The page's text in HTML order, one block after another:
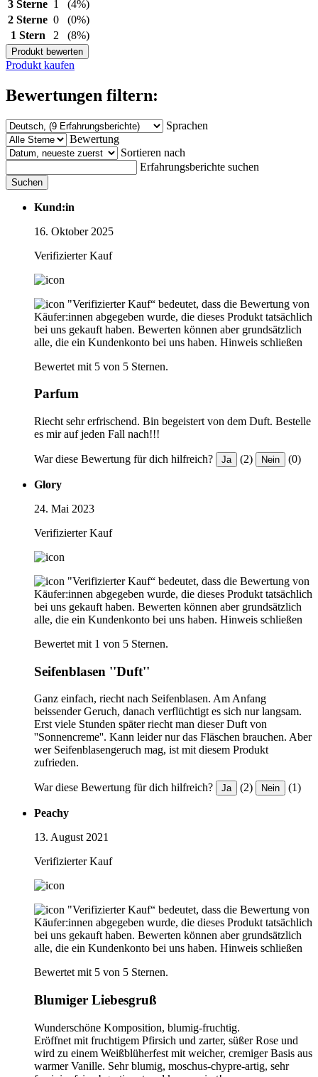
3 Sterne 1
(4%)
2 Sterne 0
(0%)
1 Stern
2 (8%)
Produkt bewerten
Produkt kaufen
Bewertungen filtern:
Sprachen
Bewertung
Sortieren nach
Erfahrungsberichte suchen
Suchen
Kund:in
16. Oktober 2025
Verifizierter Kauf
"Verifizierter Kauf“ bedeutet, dass die Bewertung von
Käufer:innen abgegeben wurde, die dieses Produkt tatsächlich
bei uns gekauft haben. Bewerten können aber grundsätzlich
alle, die ein Kundenkonto bei uns haben. Hinweis schließen
Bewertet mit 5 von 5 Sternen.
Parfum
Riecht sehr erfrischend. Bin begeistert von dem Duft. Bestelle
es mir auf jeden Fall nach!!!
War diese Bewertung für dich hilfreich? Ja (2) Nein (0)
Glory
24. Mai 2023
Verifizierter Kauf
"Verifizierter Kauf“ bedeutet, dass die Bewertung von
Käufer:innen abgegeben wurde, die dieses Produkt tatsächlich
bei uns gekauft haben. Bewerten können aber grundsätzlich
alle, die ein Kundenkonto bei uns haben. Hinweis schließen
Bewertet mit 1 von 5 Sternen.
Seifenblasen ''Duft''
Ganz einfach, riecht nach Seifenblasen. Am Anfang
beissender Geruch, danach verflüchtigt es sich nur langsam.
Erst viele Stunden später riecht man dieser Duft von
''Sonnencreme''. Kann leider nur das Fläschen brauchen. Aber
wer Seifenblasengeruch mag, ist mit diesem Produkt
zufrieden.
War diese Bewertung für dich hilfreich? Ja (2) Nein (1)
Peachy
13. August 2021
Verifizierter Kauf
"Verifizierter Kauf“ bedeutet, dass die Bewertung von
Käufer:innen abgegeben wurde, die dieses Produkt tatsächlich
bei uns gekauft haben. Bewerten können aber grundsätzlich
alle, die ein Kundenkonto bei uns haben. Hinweis schließen
Bewertet mit 5 von 5 Sternen.
Blumiger Liebesgruß
Wunderschöne Komposition, blumig-fruchtig.
Eröffnet mit fruchtigem Pfirsich und zarter, süßer Rose und
wird zu einem Weißblüherfest mit weicher, cremiger Basis aus
warmer Vanille. Sehr blumig, moschus-chypre-artig, sehr